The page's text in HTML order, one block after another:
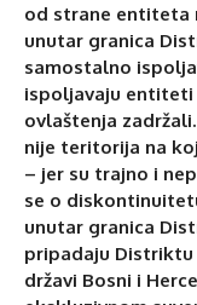
od strane entiteta
unutar granica
samostalno
ispoljavaju
ovlaštenja
nije teritorija na
– jer su trajno i
se o
unutar granica
pripadaju
državi Bosni i